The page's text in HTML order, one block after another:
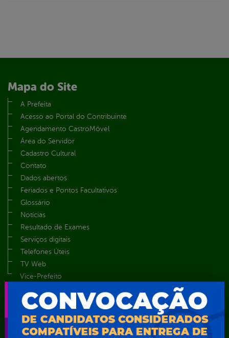
Mapa do Site
A Prefeita
Acesso ao Portal do Contribuinte
Agendamento CastroMóvel
Área do Servidor
Cadastro Cultural
Contato
Dados abertos
Feriados e Pontos Facultativos
Glossário
Notícias
Resultado de Exames
Serviços digitais
Telefones Úteis
TV Web
Vice-Prefeito
Agência Municipal de Meio Ambiente – AMMA
Autarquia Educacional de Serra Talhada – AESET